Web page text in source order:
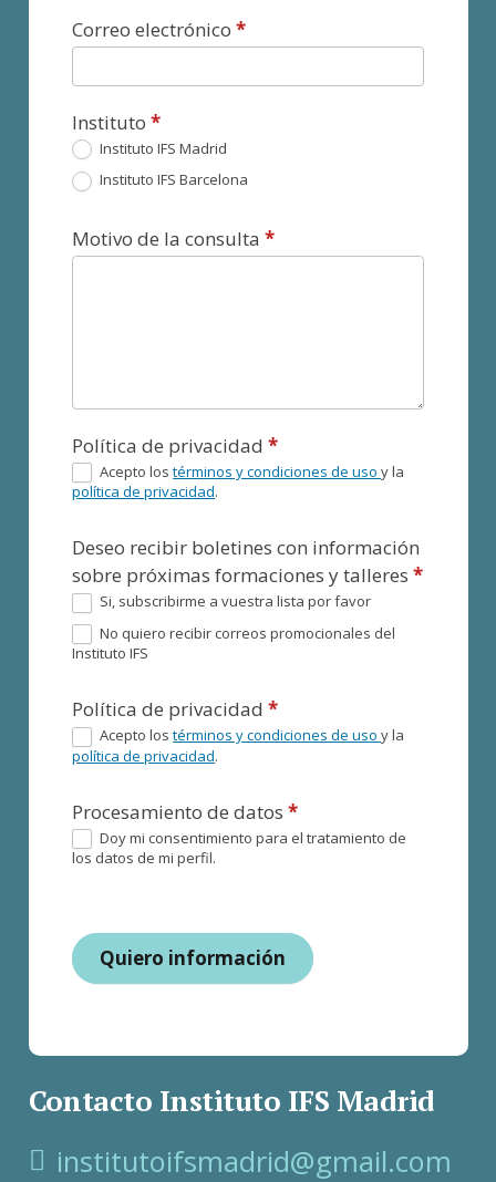
Correo electrónico*
Instituto*
Instituto IFS Madrid
Instituto IFS Barcelona
Motivo de la consulta*
Política de privacidad*
Acepto lostérminos y condiciones de usoy la
política de privacidad.
Deseo recibir boletines con información
sobre próximas formaciones y talleres*
Si, subscribirme a vuestra lista por favor
No quiero recibir correos promocionales del
Instituto IFS
Política de privacidad*
Acepto lostérminos y condiciones de usoy la
política de privacidad.
Procesamiento de datos*
Doy mi consentimiento para el tratamiento de
los datos de mi perfil.
Quiero información
Contacto Instituto IFS Madrid
institutoifsmadrid@gmail.com